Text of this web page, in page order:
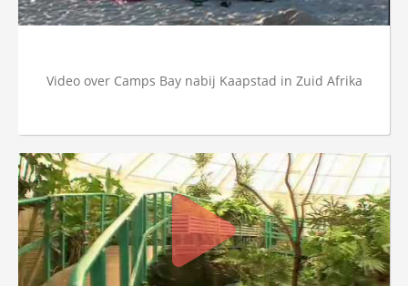
Video over Camps Bay nabij Kaapstad in Zuid Afrika